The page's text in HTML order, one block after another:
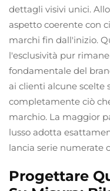
dettagli visivi unici.
aspetto coerente con
marchi fin dall'inizio.
l'esclusività pur
fondamentale del
ai clienti alcune scelte
completamente ciò
marchio. La maggior
lusso adotta
lancia serie numerate
Progettare